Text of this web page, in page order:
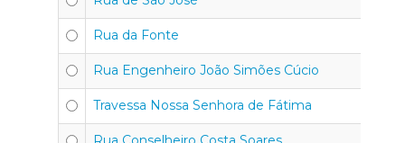
Rua da Fonte
Rua Engenheiro João Simões Cúcio
Travessa Nossa Senhora de Fátima